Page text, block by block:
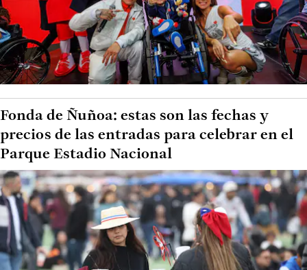
Fonda de Ñuñoa: estas son las fechas y
precios de las entradas para celebrar en el
Parque Estadio Nacional